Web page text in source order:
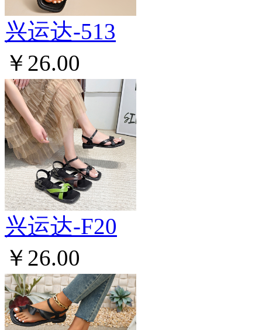
兴运达-513
￥26.00
兴运达-F20
￥26.00